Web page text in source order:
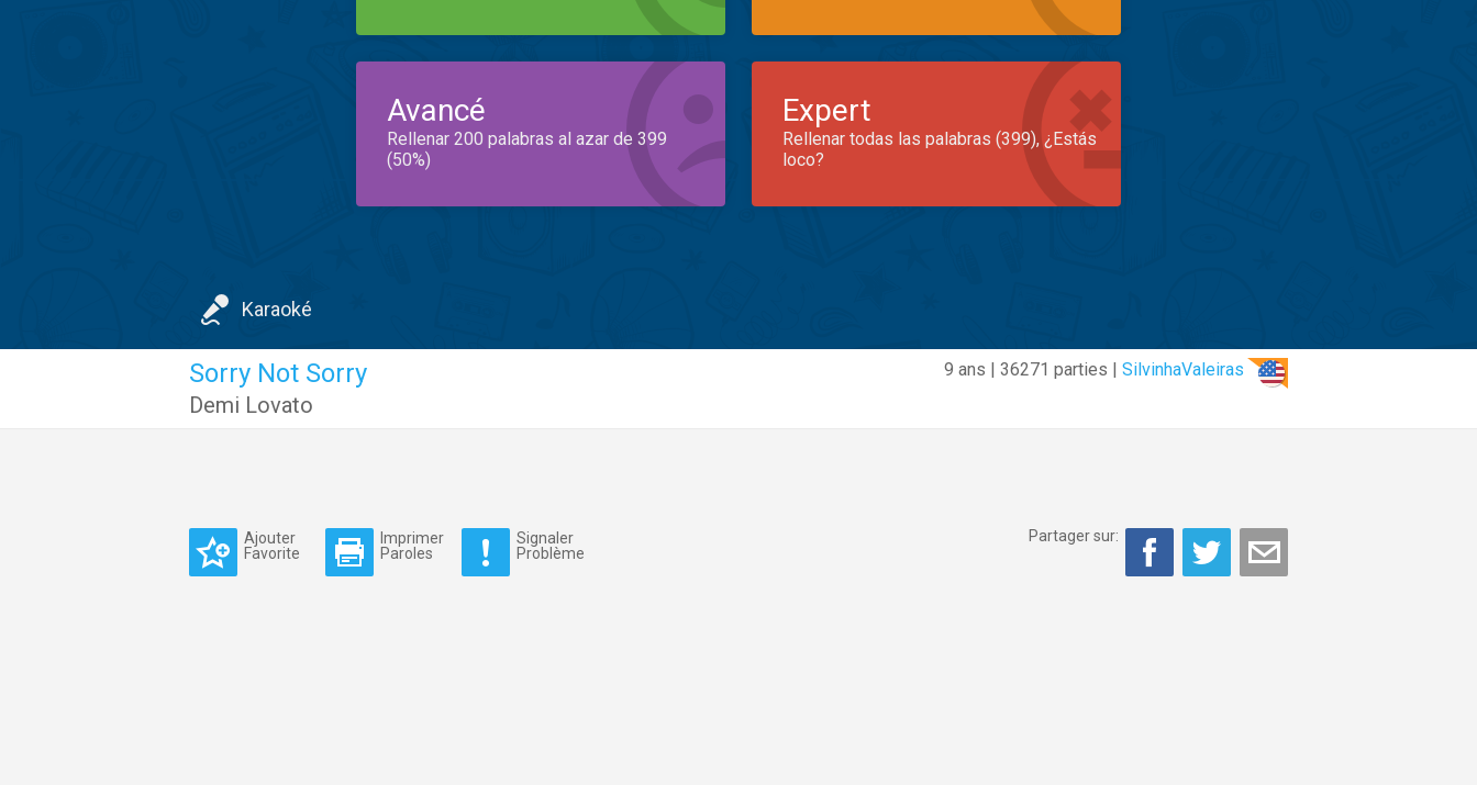
Avancé
Rellenar 200 palabras al azar de 399
(50%)
Expert
Rellenar todas las palabras (399), ¿Estás
loco?
Karaoké
9 ans | 36271 parties | SilvinhaValeiras
Sorry Not Sorry
Demi Lovato
Ajouter
Favorite
Imprimer
Paroles
Signaler
Problème
Partager sur: